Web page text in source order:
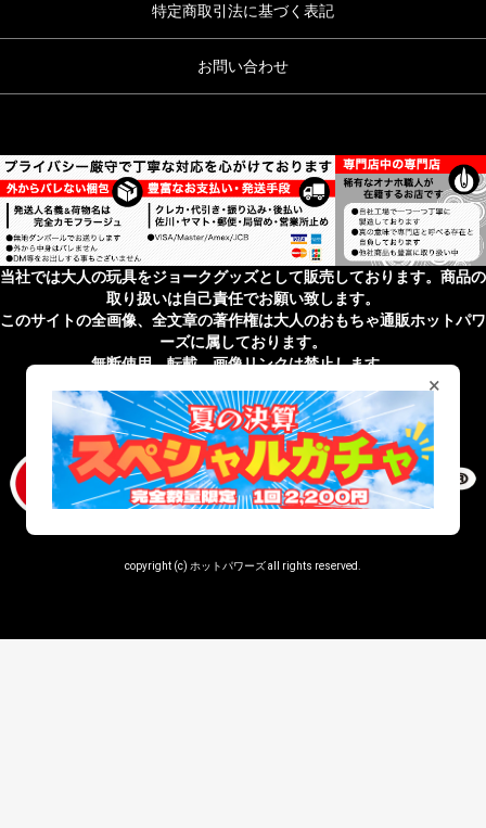
特定商取引法に基づく表記
お問い合わせ
当社では大人の玩具をジョークグッズとして販売しております。商品の
取り扱いは自己責任でお願い致します。
このサイトの全画像、全文章の著作権は大人のおもちゃ通販ホットパワ
ーズに属しております。
無断使用、転載、画像リンクは禁止します。
無店舗性風俗特殊営業届出済 受理番号 第43201820027号
copyright (c) ホットパワーズ all rights reserved.
×